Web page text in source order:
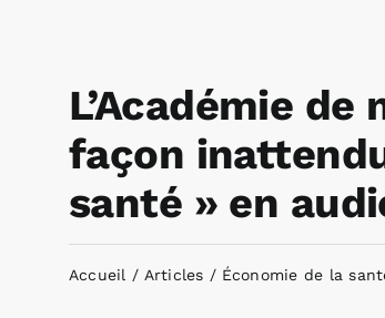
L’Académie
façon
santé » en
Accueil Articles Économie de la